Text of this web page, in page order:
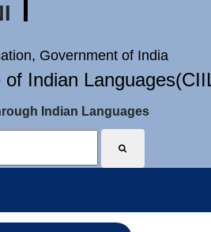
Government of India
Indian
Indian Languages